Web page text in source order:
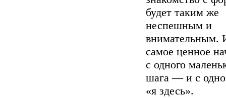
будет таким же
неспешным и
внимательным.
самое ценное
с одного
шага — и с
«я здесь».